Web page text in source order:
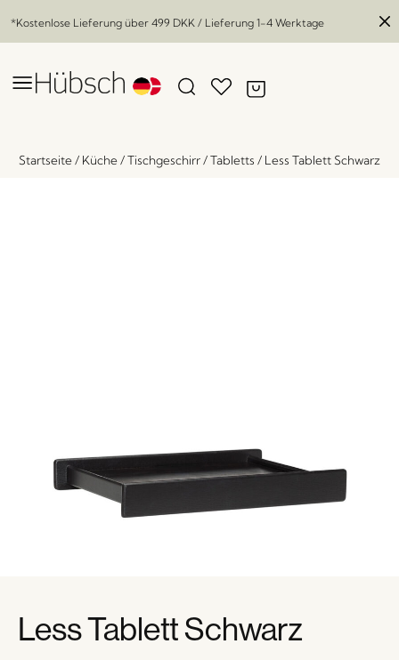
*Kostenlose Lieferung über 499 DKK / Lieferung 1-4 Werktage
Startseite/ Küche/Tischgeschirr/Tabletts / Less Tablett Schwarz
Less Tablett Schwarz